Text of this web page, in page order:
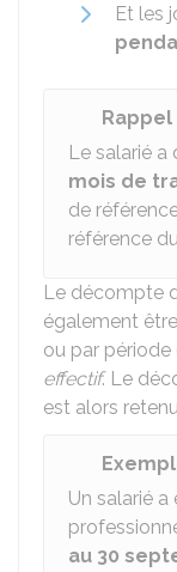
Et les
Rappel
Le salarié a
mois de
de
référence
Le décompte
également
ou par
effectif. Le
est alors
Un salarié
au 30